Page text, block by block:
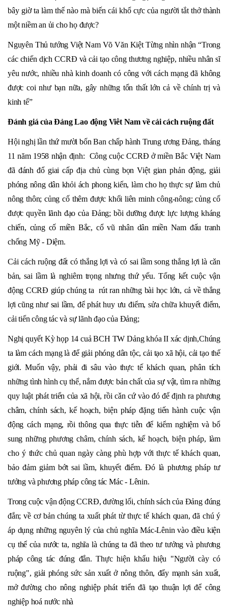
bây giờ ta làm thế nào mà biến cái khổ cực của người tắt thở thành
một niềm an ủi cho họ được?
Nguyên Thủ tướng Việt Nam Võ Văn Kiệt Từng nhìn nhận “Trong
các chiến dịch CCRĐ và cải tạo công thương nghiệp, nhiều nhân sĩ
yêu nước, nhiều nhà kinh doanh có công với cách mạng đã không
được coi như bạn nữa, gây những tổn thất lớn cả về chính trị và
kinh tế”
Đánh giá của Đảng Lao động Viêt Nam về cải cách ruộng đất
Hội nghị lần thứ mười bốn Ban chấp hành Trung ương Đảng, tháng
11 năm 1958 nhận định: Công cuộc CCRĐ ở miền Bắc Việt Nam
đã đánh đổ giai cấp địa chủ cùng bọn Việt gian phản động, giải
phóng nông dân khỏi ách phong kiến, làm cho họ thực sự làm chủ
nông thôn; củng cố thêm được khối liên minh công-nông; củng cố
được quyền lãnh đạo của Đảng; bồi dưỡng được lực lượng kháng
chiến, củng cố miền Bắc, cổ vũ nhân dân miền Nam đấu tranh
chống Mỹ - Diệm.
Cải cách ruộng đất có thắng lợi và có sai lầm song thắng lợi là cǎn
bản, sai lầm là nghiêm trọng nhưng thứ yếu. Tổng kết cuộc vận
động CCRĐ giúp chúng ta rút ran những bài học lớn, cả về thắng
lợi cũng như sai lầm, để phát huy ưu điểm, sửa chữa khuyết điểm,
cải tiến công tác và sự lãnh đạo của Đảng;
Nghị quyết Kỳ họp 14 cuả BCH TW Dảng khóa II xác dịnh,Chúng
ta làm cách mạng là để giải phóng dân tộc, cải tạo xã hội, cải tạo thế
giới. Muốn vậy, phải đi sâu vào thực tế khách quan, phân tích
những tình hình cụ thể, nắm được bản chất của sự vật, tìm ra những
quy luật phát triển của xã hội, rồi cǎn cứ vào đó để định ra phương
châm, chính sách, kế hoạch, biện pháp đặng tiến hành cuộc vận
động cách mạng, rồi thông qua thực tiễn để kiểm nghiệm và bổ
sung những phương châm, chính sách, kế hoạch, biện pháp, làm
cho ý thức chủ quan ngày càng phù hợp với thực tế khách quan,
bảo đảm giảm bớt sai lầm, khuyết điểm. Đó là phương pháp tư
tưởng và phương pháp công tác Mác - Lênin.
Trong cuộc vận động CCRĐ, đường lối, chính sách của Đảng đúng
đắn; về cơ bản chúng ta xuất phát từ thực tế khách quan, đã chú ý
áp dụng những nguyên lý của chủ nghĩa Mác-Lênin vào điều kiện
cụ thể của nước ta, nghĩa là chúng ta đã theo tư tưởng và phương
pháp công tác đúng đắn. Thực hiện khẩu hiệu "Người cày có
ruộng", giải phóng sức sản xuất ở nông thôn, đẩy mạnh sản xuất,
mở đường cho nông nghiệp phát triển đã tạo thuận lợi để công
nghiệp hoá nước nhà